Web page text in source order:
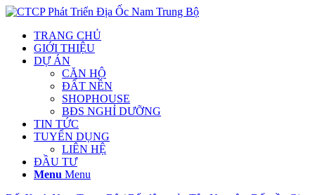
TRANG CHỦ
GIỚI THIỆU
DỰ ÁN
CĂN HỘ
ĐẤT NỀN
SHOPHOUSE
BĐS NGHỈ DƯỠNG
TIN TỨC
TUYỂN DỤNG
LIÊN HỆ
ĐẦU TƯ
Menu Menu